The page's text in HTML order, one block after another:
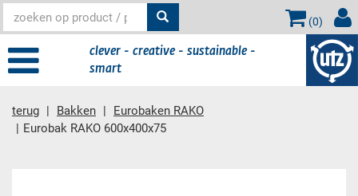
(0)
clever - creative - sustainable -
smart
terug Bakken
Eurobaken RAKO
Eurobak RAKO 600x400x75